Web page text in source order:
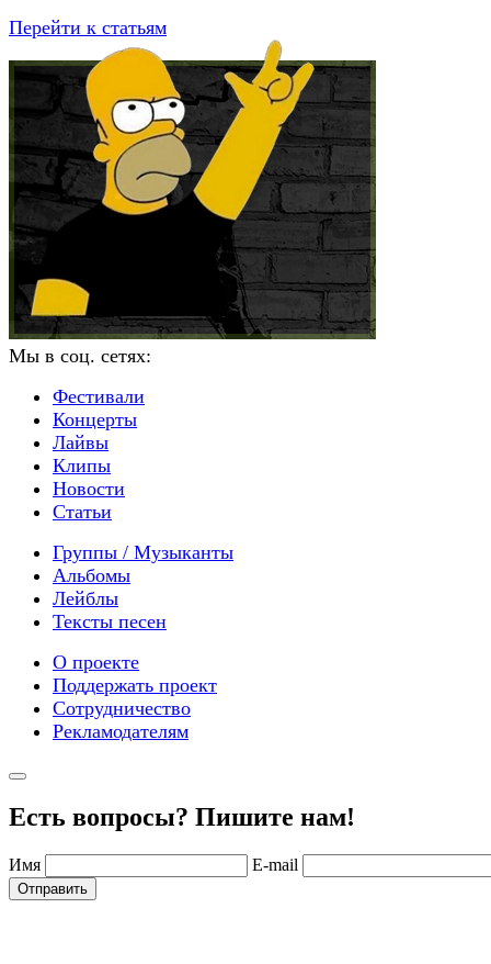
Перейти к статьям
Мы в соц. сетях:
Фестивали
Концерты
Лайвы
Клипы
Новости
Статьи
Группы / Музыканты
Альбомы
Лейблы
Тексты песен
О проекте
Поддержать проект
Сотрудничество
Рекламодателям
Есть вопросы? Пишите нам!
Имя E-mail